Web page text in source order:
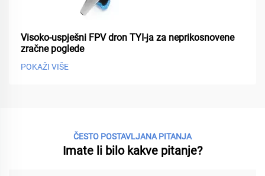
Visoko-uspješni FPV dron TYI-ja za neprikosnovene
zračne poglede
POKAŽI VIŠE
ČESTO POSTAVLJANA PITANJA
Imate li bilo kakve pitanje?